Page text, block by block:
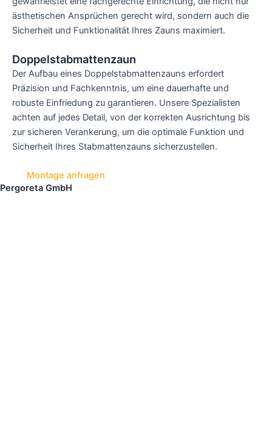
ästhetischen Ansprüchen gerecht wird, sondern auch die
Sicherheit und Funktionalität Ihres Zauns maximiert.
Doppelstabmattenzaun
Der Aufbau eines Doppelstabmattenzauns erfordert
Präzision und Fachkenntnis, um eine dauerhafte und
robuste Einfriedung zu garantieren. Unsere Spezialisten
achten auf jedes Detail, von der korrekten Ausrichtung bis
zur sicheren Verankerung, um die optimale Funktion und
Sicherheit Ihres Stabmattenzauns sicherzustellen.
Montage anfragen
Pergoreta GmbH